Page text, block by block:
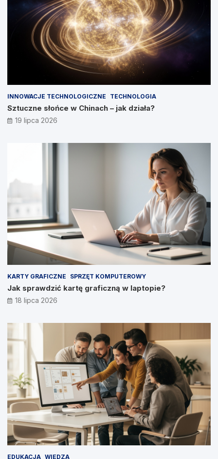
INNOWACJE TECHNOLOGICZNE TECHNOLOGIA
Sztuczne słońce w Chinach – jak działa?
19 lipca 2026
KARTY GRAFICZNE SPRZĘT KOMPUTEROWY
Jak sprawdzić kartę graficzną w laptopie?
18 lipca 2026
EDUKACJA WIEDZA